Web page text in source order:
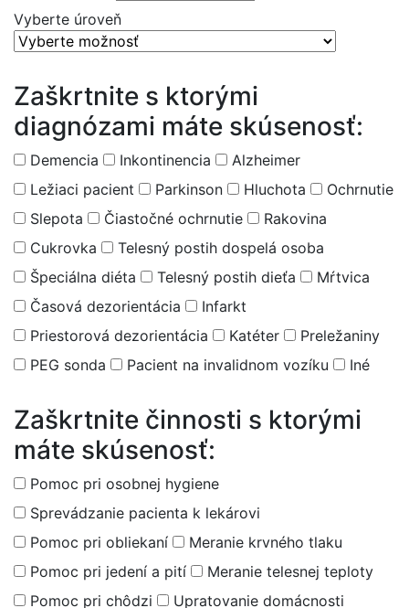
Vyberte úroveň
Zaškrtnite s ktorými
diagnózami máte skúsenosť:
Demencia Inkontinencia
Alzheimer
Ležiaci pacient
Parkinson Hluchota
Ochrnutie
Slepota
Čiastočné ochrnutie
Rakovina
Cukrovka
Telesný postih dospelá osoba
Špeciálna diéta
Telesný postih dieťa
Mŕtvica
Časová dezorientácia
Infarkt
Priestorová dezorientácia
Katéter
Preležaniny
PEG sonda
Pacient na invalidnom vozíku Iné
Zaškrtnite činnosti s ktorými
máte skúsenosť:
Pomoc pri osobnej hygiene
Sprevádzanie pacienta k lekárovi
Pomoc pri obliekaní
Meranie krvného tlaku
Pomoc pri jedení a pití
Meranie telesnej teploty
Pomoc pri chôdzi
Upratovanie domácnosti